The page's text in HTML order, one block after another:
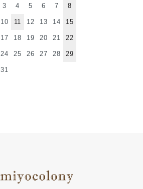
3 4 5 6 7 8
10 11 12 13 14 15
17 18 19 20 21 22
24 25 26 27 28 29
31